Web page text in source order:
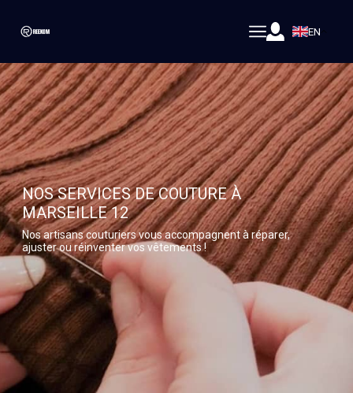
EN
NOS SERVICES DE COUTURE À
MARSEILLE 12
Nos artisans couturiers vous accompagnent à réparer,
ajuster ou réinventer vos vêtements !